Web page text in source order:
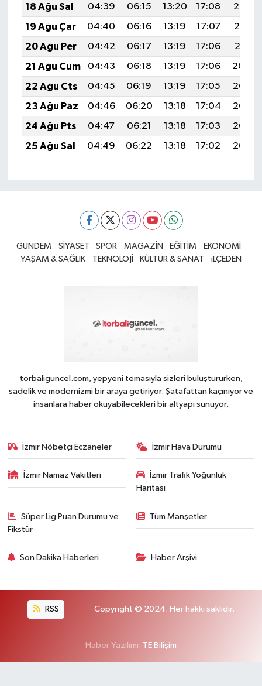
18 Ağu Sal
04:39 06:15 13:20 17:08
20:14
19 Ağu Çar
04:40 06:16 13:19 17:07
20:12
20 Ağu Per
04:42 06:17 13:19 17:06
20:11
21 Ağu Cum
04:43 06:18 13:19 17:06
20:09
22 Ağu Cts
04:45 06:19 13:19 17:05
20:08
23 Ağu Paz
04:46 06:20 13:18 17:04
20:06
24 Ağu Pts
04:47 06:21 13:18 17:03
20:05
25 Ağu Sal
04:49 06:22 13:18 17:02 20:03
GÜNDEM SİYASET SPOR MAGAZİN EĞİTİM
EKONOMİ
YAŞAM & SAĞLIK
TEKNOLOJİ KÜLTÜR & SANAT iLÇEDEN
torbaliguncel.com, yepyeni temasıyla sizleri buluştururken,
sadelik ve modernizmi bir araya getiriyor. Şatafattan kaçınıyor ve
insanlara haber okuyabilecekleri bir altyapı sunuyor.
İzmir Nöbetçi Eczaneler İzmir Hava Durumu
İzmir Namaz Vakitleri
İzmir Trafik Yoğunluk
Haritası
Süper Lig Puan Durumu ve
Fikstür
Tüm Manşetler
Son Dakika Haberleri Haber Arşivi
RSS Copyright © 2024. Her hakkı saklıdır.
Haber Yazılımı: TE Bilişim